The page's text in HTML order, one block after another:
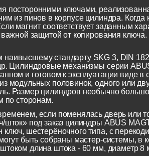
посторонними ключами,
из пинов в корпусе цилиндра.
магнит соответствует заданным
защитой от копирования
стандарту SKG 3, DIN
Цилиндровые механизмы серии
и готовом к эксплуатации виде
модульных половинок, одного или
Размер цилиндров необычно
по сторонам.
если поменялась дверь или
под заказ цилиндры ABUS
шестерёночного типа, с
быть собраны мастер-системы,
длина штока - 60 мм, диаметр 8